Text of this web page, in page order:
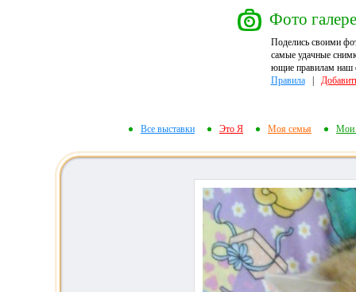
Фото
Поделись своими
самые удачные
ющие правилам наш
Правила|
Все выставки Это Я Моя семья Мои